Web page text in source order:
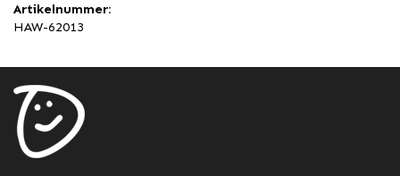
Artikelnummer:
HAW-62013